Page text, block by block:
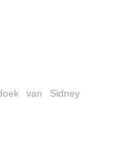
van Sidney